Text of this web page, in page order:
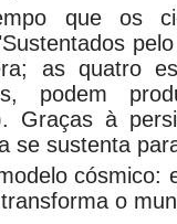
que os
as quatro
podem
Graças à
se sustenta
cósmico:
o